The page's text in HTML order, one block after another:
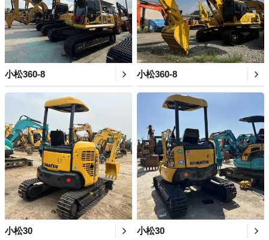
小松360-8 小松360-8
小松30 小松30